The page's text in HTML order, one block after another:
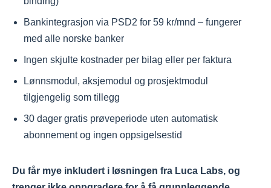
Bankintegrasjon via PSD2 for 59 kr/mnd – fungerer
med alle norske banker
Ingen skjulte kostnader per bilag eller per faktura
Lønnsmodul, aksjemodul og prosjektmodul
tilgjengelig som tillegg
30 dager gratis prøveperiode uten automatisk
abonnement og ingen oppsigelsestid
Du får mye inkludert i løsningen fra Luca Labs, og